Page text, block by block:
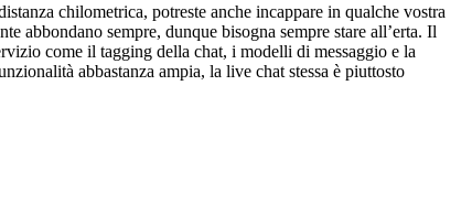
chilometrica, potreste anche incappare in qualche vostra
sempre, dunque bisogna sempre stare all’erta. Il
come il tagging della chat, i modelli di messaggio e la
abbastanza ampia, la live chat stessa è piuttosto